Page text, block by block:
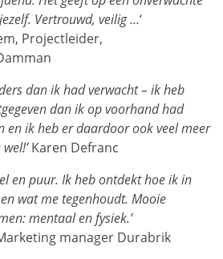
Vertrouwd, veilig …‘
Projectleider,
dan ik had verwacht – ik heb
dan ik op voorhand had
en ik heb er daardoor ook veel meer
Karen Defranc
en puur. Ik heb ontdekt hoe ik in
wat me tegenhoudt. Mooie
mentaal en fysiek.’
manager Durabrik